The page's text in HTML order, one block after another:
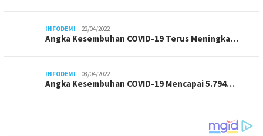
INFODEMI 22/04/2022
Angka Kesembuhan COVID-19 Terus Meningka…
INFODEMI 08/04/2022
Angka Kesembuhan COVID-19 Mencapai 5.794…